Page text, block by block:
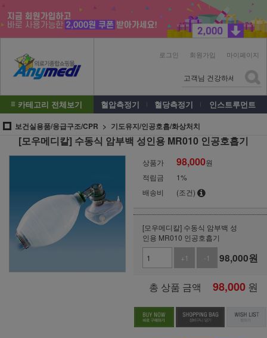
로그인 회원가입 마이페이지
카테고리 전체보기 혈압측정기 혈당측정기 인스트루먼트
보건실용품/응급구조/CPR 기도유지/인공호흡/화상처치
[모우메디칼] 수동식 암부백 성인용 MR010 인공호흡기
상품가 98,000원
적립금
1%
배송비
(조건)
[모우메디칼] 수동식 암부백 성
인용 MR010 인공호흡기
+1
-1 98,000원
총 상품 금액 98,000 원